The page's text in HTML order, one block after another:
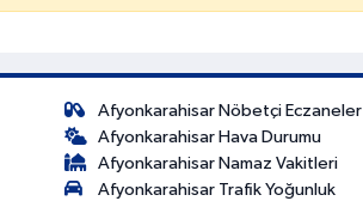
Afyonkarahisar Nöbetçi Eczaneler
Afyonkarahisar Hava Durumu
Afyonkarahisar Namaz Vakitleri
Afyonkarahisar Trafik Yoğunluk